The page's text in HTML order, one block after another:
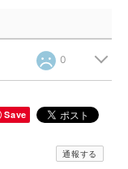
0
Save
通報する